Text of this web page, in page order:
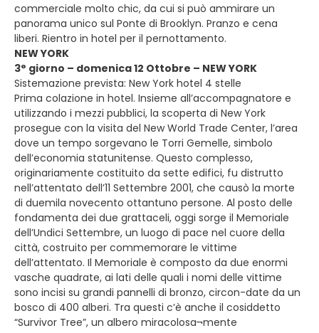
commerciale molto chic, da cui si può ammirare un
panorama unico sul Ponte di Brooklyn. Pranzo e cena
liberi. Rientro in hotel per il pernottamento.
NEW YORK
3° giorno – domenica 12 Ottobre – NEW YORK
Sistemazione prevista: New York hotel 4 stelle
Prima colazione in hotel. Insieme all’accompagnatore e
utilizzando i mezzi pubblici, la scoperta di New York
prosegue con la visita del New World Trade Center, l’area
dove un tempo sorgevano le Torri Gemelle, simbolo
dell’economia statunitense. Questo complesso,
originariamente costituito da sette edifici, fu distrutto
nell’attentato dell’11 Settembre 2001, che causò la morte
di duemila novecento ottantuno persone. Al posto delle
fondamenta dei due grattaceli, oggi sorge il Memoriale
dell’Undici Settembre, un luogo di pace nel cuore della
città, costruito per commemorare le vittime
dell’attentato. Il Memoriale è composto da due enormi
vasche quadrate, ai lati delle quali i nomi delle vittime
sono incisi su grandi pannelli di bronzo, circon-date da un
bosco di 400 alberi. Tra questi c’è anche il cosiddetto
“Survivor Tree”, un albero miracolosa¬mente